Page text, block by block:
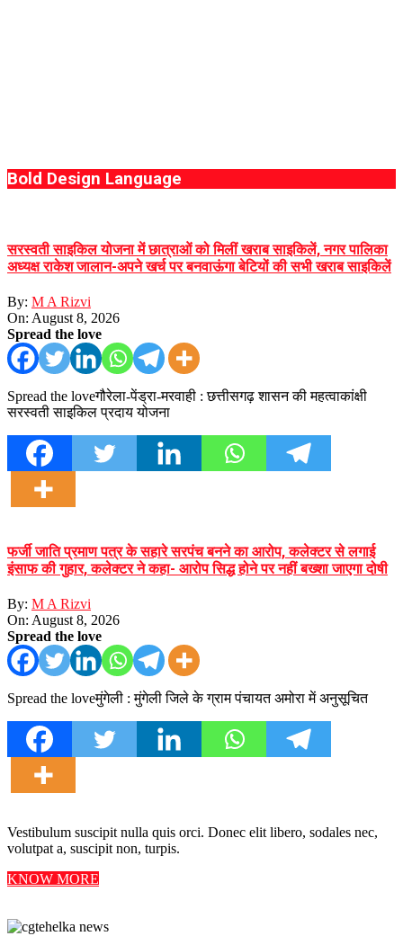
Bold Design Language
सरस्वती साइकिल योजना में छात्राओं को मिलीं खराब साइकिलें, नगर पालिका
अध्यक्ष राकेश जालान-अपने खर्च पर बनवाऊंगा बेटियों की सभी खराब साइकिलें
By: M A Rizvi
On: August 8, 2026
Spread the love
Spread the loveगौरेला-पेंड्रा-मरवाही : छत्तीसगढ़ शासन की महत्वाकांक्षी
सरस्वती साइकिल प्रदाय योजना
फर्जी जाति प्रमाण पत्र के सहारे सरपंच बनने का आरोप, कलेक्टर से लगाई
इंसाफ की गुहार, कलेक्टर ने कहा- आरोप सिद्ध होने पर नहीं बख्शा जाएगा दोषी
By: M A Rizvi
On: August 8, 2026
Spread the love
Spread the loveमुंगेली : मुंगेली जिले के ग्राम पंचायत अमोरा में अनुसूचित
Vestibulum suscipit nulla quis orci. Donec elit libero, sodales nec,
volutpat a, suscipit non, turpis.
KNOW MORE